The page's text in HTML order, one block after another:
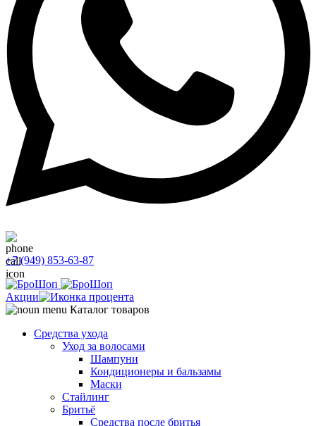
+7 (949) 853-63-87
Акции
Каталог товаров
Средства ухода
Уход за волосами
Шампуни
Кондиционеры и бальзамы
Маски
Стайлинг
Бритьё
Средства после бритья